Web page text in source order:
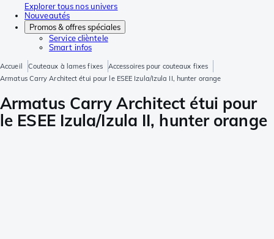
Explorer tous nos univers
Nouveautés
Promos & offres spéciales
Service clièntele
Smart infos
Accueil Couteaux à lames fixes
Accessoires pour couteaux fixes
Armatus Carry Architect étui pour le ESEE Izula/Izula II, hunter orange
Armatus Carry Architect étui pour
le ESEE Izula/Izula II, hunter orange